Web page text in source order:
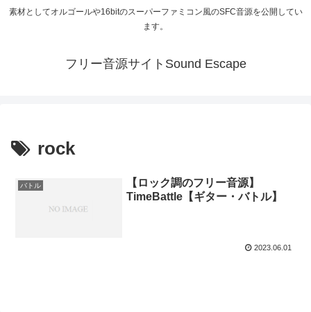
素材としてオルゴールや16bitのスーパーファミコン風のSFC音源を公開してい
ます。
フリー音源サイトSound Escape
rock
バトル
【ロック調のフリー音源】
TimeBattle【ギター・バトル】
2023.06.01